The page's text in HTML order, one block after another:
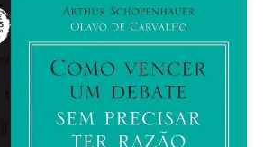
Sobre